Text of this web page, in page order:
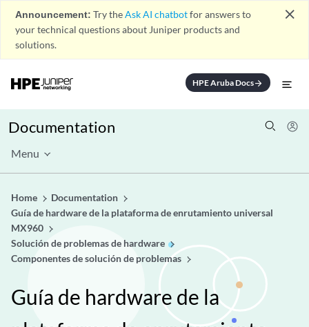
Announcement: Try theAsk AI chatbotfor answers to
your technical questions about Juniper products and
solutions.
close
HPE Aruba Docsarrow_forward
Documentation
Menu
Home
Documentation
Guía de hardware de la plataforma de enrutamiento universal
MX960
Solución de problemas de hardware
Componentes de solución de problemas
Guía de hardware de la